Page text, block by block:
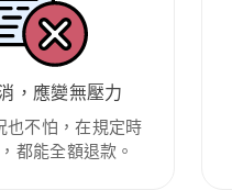
，應變無壓力
也不怕，在規定時
都能全額退款。